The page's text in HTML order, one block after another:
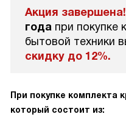
Акция завершена!
года при покупке
бытовой техники
скидку до 12%.
При покупке комплекта
который состоит из: